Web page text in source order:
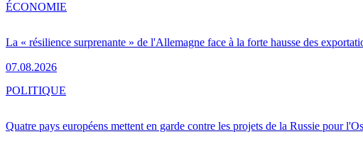
La « résilience surprenante » de l'Allemagne face à la forte hausse des
07.08.2026
ÉCONOMIE
Quatre pays européens mettent en garde contre les projets de la Russie pour
POLITIQUE